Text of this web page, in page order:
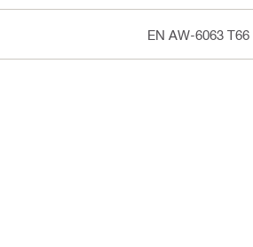
EN AW-6063 T66